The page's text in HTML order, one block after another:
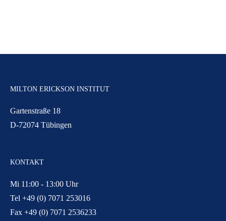
MILTON ERICKSON INSTITUT
Gartenstraße 18
D-72074 Tübingen
KONTAKT
Mi 11:00 - 13:00 Uhr
Tel +49 (0) 7071 253016
Fax +49 (0) 7071 2536233